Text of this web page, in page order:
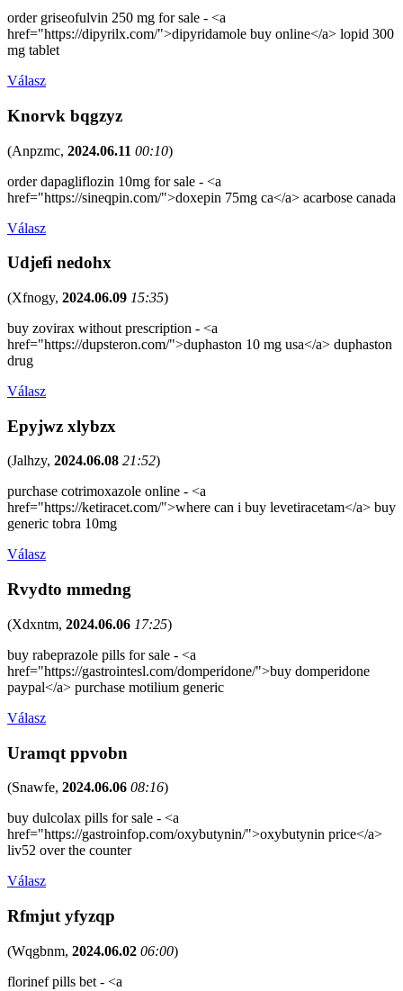
order griseofulvin 250 mg for sale - <a
href="https://dipyrilx.com/">dipyridamole buy online</a> lopid 300
mg tablet
Válasz
Knorvk bqgzyz
(Anpzmc, 2024.06.11 00:10)
order dapagliflozin 10mg for sale - <a
href="https://sineqpin.com/">doxepin 75mg ca</a> acarbose canada
Válasz
Udjefi nedohx
(Xfnogy, 2024.06.09 15:35)
buy zovirax without prescription - <a
href="https://dupsteron.com/">duphaston 10 mg usa</a> duphaston
drug
Válasz
Epyjwz xlybzx
(Jalhzy, 2024.06.08 21:52)
purchase cotrimoxazole online - <a
href="https://ketiracet.com/">where can i buy levetiracetam</a> buy
generic tobra 10mg
Válasz
Rvydto mmedng
(Xdxntm, 2024.06.06 17:25)
buy rabeprazole pills for sale - <a
href="https://gastrointesl.com/domperidone/">buy domperidone
paypal</a> purchase motilium generic
Válasz
Uramqt ppvobn
(Snawfe, 2024.06.06 08:16)
buy dulcolax pills for sale - <a
href="https://gastroinfop.com/oxybutynin/">oxybutynin price</a>
liv52 over the counter
Válasz
Rfmjut yfyzqp
(Wqgbnm, 2024.06.02 06:00)
florinef pills bet - <a